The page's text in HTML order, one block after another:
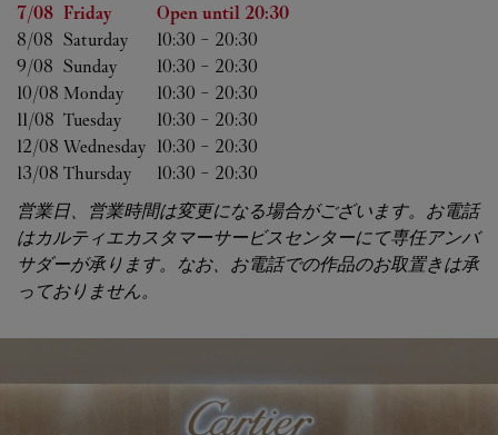
Day of the Week Hours
7/08 Friday Open until 20:30
8/08 Saturday 10:30 - 20:30
9/08 Sunday 10:30 - 20:30
10/08 Monday 10:30 - 20:30
11/08 Tuesday 10:30 - 20:30
12/08 Wednesday 10:30 - 20:30
13/08 Thursday 10:30 - 20:30
営業日、営業時間は変更になる場合がございます。お電話
はカルティエカスタマーサービスセンターにて専任アンバ
サダーが承ります。なお、お電話での作品のお取置きは承
っておりません。